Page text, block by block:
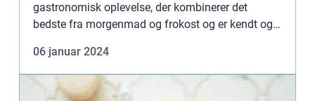
gastronomisk oplevelse, der kombinerer det
bedste fra morgenmad og frokost og er kendt og
denne artikel vil vi dykk...
06 januar 2024